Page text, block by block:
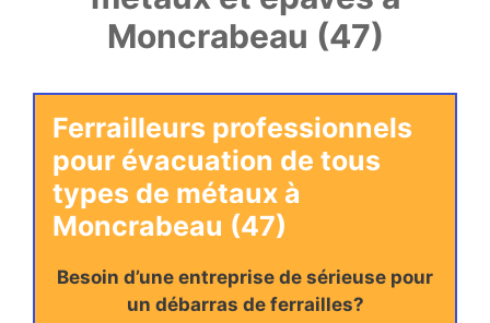
Moncrabeau (47)
Ferrailleurs professionnels
pour évacuation de tous
types de métaux à
Moncrabeau (47)
Besoin d’une entreprise de sérieuse pour
un débarras de ferrailles?